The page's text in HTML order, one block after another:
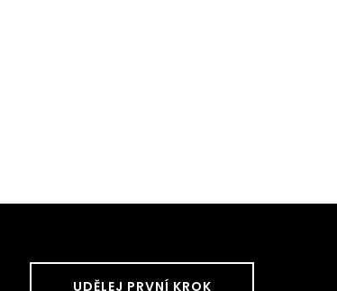
UDĚLEJ PRVNÍ KROK